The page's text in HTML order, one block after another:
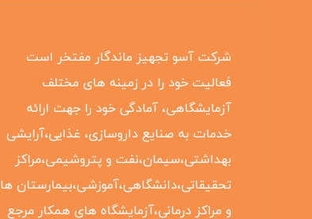
شرکت آسو تجهیز ماندگار مفتخر است
فعالیت خود را در زمینه های مختلف
آزمایشگاهی، آمادگی خود را جهت ارائه
خدمات به صنایع داروسازی، غذایی،آرایشی
بهداشتی،سیمان،نفت و پتروشیمی،مراکز
تحقیقاتی،دانشگاهی،آموزشی،بیمارستان ها
و مراکز درمانی،آزمایشگاه های همکار مرجع